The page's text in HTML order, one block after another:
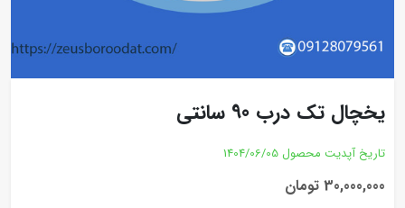
یخچال تک درب 90 سانتی
تاریخ آپدیت محصول 1404/06/05
30,000,000 تومان